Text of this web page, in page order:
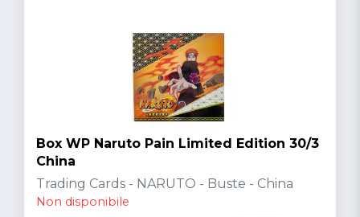
Box WP Naruto Pain Limited Edition 30/3
China
Trading Cards - NARUTO - Buste - China
Non disponibile